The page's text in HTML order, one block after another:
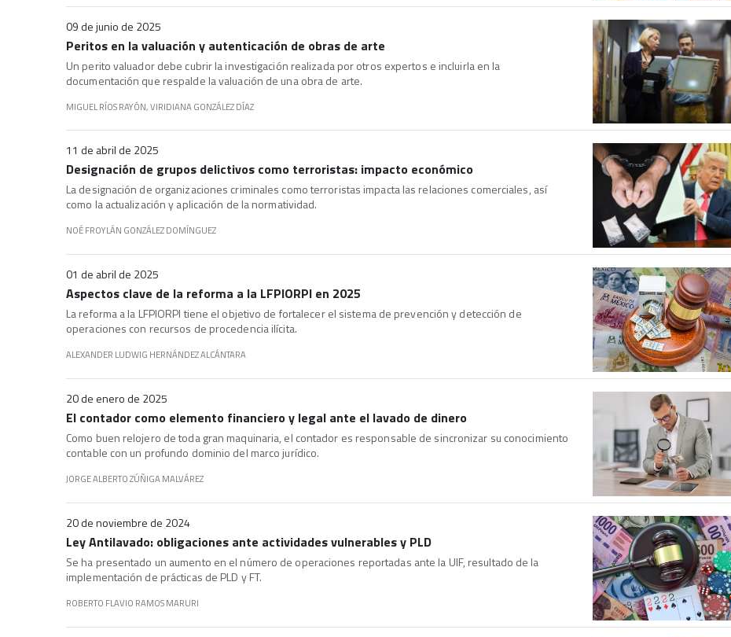
09 de junio de 2025
Peritos en la valuación y autenticación de obras de arte
Un perito valuador debe cubrir la investigación realizada por otros expertos e incluirla en la
documentación que respalde la valuación de una obra de arte.
MIGUEL RÍOS RAYÓN, VIRIDIANA GONZÁLEZ DÍAZ
11 de abril de 2025
Designación de grupos delictivos como terroristas: impacto económico
La designación de organizaciones criminales como terroristas impacta las relaciones comerciales, así
como la actualización y aplicación de la normatividad.
NOÉ FROYLÁN GONZÁLEZ DOMÍNGUEZ
01 de abril de 2025
Aspectos clave de la reforma a la LFPIORPI en 2025
La reforma a la LFPIORPI tiene el objetivo de fortalecer el sistema de prevención y detección de
operaciones con recursos de procedencia ilícita.
ALEXANDER LUDWIG HERNÁNDEZ ALCÁNTARA
20 de enero de 2025
El contador como elemento financiero y legal ante el lavado de dinero
Como buen relojero de toda gran maquinaria, el contador es responsable de sincronizar su conocimiento
contable con un profundo dominio del marco jurídico.
JORGE ALBERTO ZÚÑIGA MALVÁREZ
20 de noviembre de 2024
Ley Antilavado: obligaciones ante actividades vulnerables y PLD
Se ha presentado un aumento en el número de operaciones reportadas ante la UIF, resultado de la
implementación de prácticas de PLD y FT.
ROBERTO FLAVIO RAMOS MARURI